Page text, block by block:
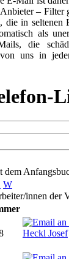
– Filter
die in seltenen
als
die
uns in
W
innen der